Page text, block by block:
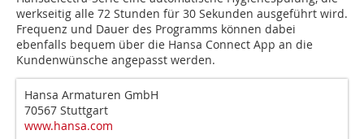
werkseitig alle 72 Stunden für 30 Sekunden ausgeführt wird.
Frequenz und Dauer des Programms können dabei
ebenfalls bequem über die Hansa Connect App an die
Kundenwünsche angepasst werden.
Hansa Armaturen GmbH
70567 Stuttgart
www.hansa.com